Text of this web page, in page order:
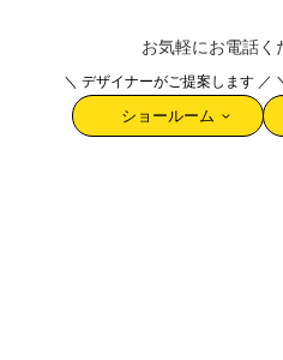
お気軽にお電話
＼ デザイナーがご提案します ／
ショールーム